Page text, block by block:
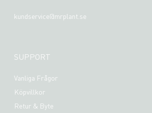
kundservice@mrplant.se
SUPPORT
Vanliga Frågor
Köpvillkor
Retur & Byte